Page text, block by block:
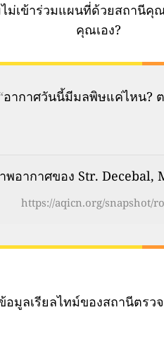
ม่เข้าร่วมแผนที่ด้วยสถานีคุ
คุณเอง?
อากาศวันนี้มีมลพิษแค่ไหน?
อากาศของ Str. Decebal,
https://aqicn.org/snapshot/
อมูลเรียลไทม์ของสถานีตรว